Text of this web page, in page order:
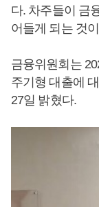
다. 차주들이 금
어들게 되는 것
금융위원회는
주기형 대출에
27일 밝혔다.